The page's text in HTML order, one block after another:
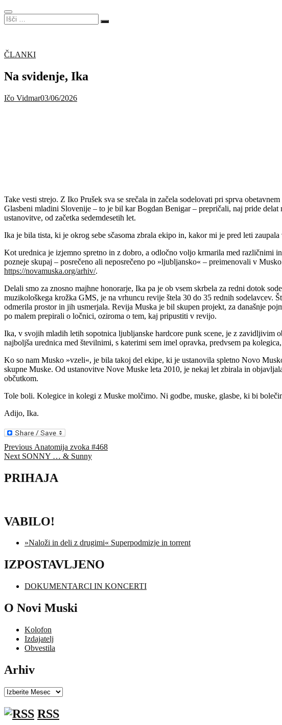
Išči
…
ČLANKI
Na svidenje, Ika
Ičo Vidmar03/06/2026
Take vesti strejo. Z Iko Prušek sva se srečala in začela sodelovati pri sprva
Glasbeni mladini Slovenije – to je bil kar Bogdan Benigar – prepričali, naj pride
ustanovitve, od začetka sedemdesetih let.
Ika je bila tista, ki je okrog sebe sčasoma zbrala ekipo in, kakor mi je pred leti
Kot urednica je izjemno spretno in z dobro, a odločno voljo krmarila med
pozneje skupaj – posrečeno ali neposrečeno po »ljubljansko« – preimenovali v
https://novamuska.org/arhiv/.
Delali smo za znosno majhne honorarje, Ika pa je ob vsem skrbela za redni dotok
muzikološkega krožka GMS, je na vrhuncu revije štela 30 do 35 rednih
odmerila prostor in jih usmerjala. Revija Muska je bil skupen projekt, za današnje
po malem prepirali o ločnici, oziroma o tem, kaj pripustiti v revijo.
Ika, v svojih mladih letih sopotnica ljubljanske hardcore punk scene, je z zavidljivim
najboljša urednica med številnimi, s katerimi sem imel opravka, predvsem pa
Ko so nam Musko »vzeli«, je bila takoj del ekipe, ki je ustanovila spletno Novo
skupne Muske. Od ustanovitve Nove Muske leta 2010, je nekaj let zbirala in
občutkom.
Tole boli. Kolegice in kolegi z Muske molčimo. Ni godbe, muske, glasbe, ki bi
Adijo, Ika.
Navigacija
prispevka
Previous Previous
post:
Anatomija zvoka #468
Next Next
SONNY … & Sunny
PRIHAJA
VABILO!
»Naloži in deli z drugimi« Superpodmizje in torrent
IZPOSTAVLJENO
DOKUMENTARCI IN KONCERTI
O Novi Muski
Kolofon
Izdajatelj
Obvestila
Arhiv
Arhiv
RSS